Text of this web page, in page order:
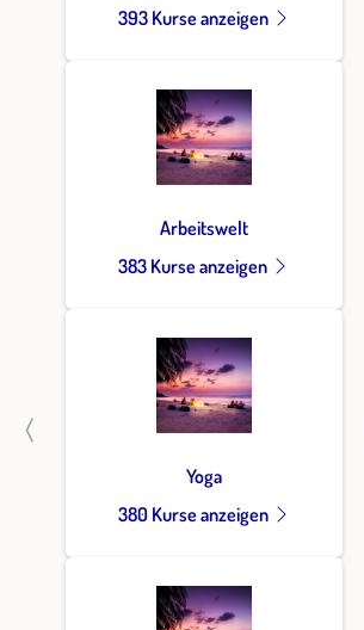
393 Kurse anzeigen
Arbeitswelt
383 Kurse anzeigen
Yoga
380 Kurse anzeigen